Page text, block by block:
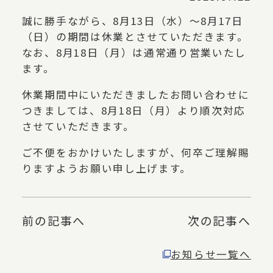
お知らせ
会社概要
誠に勝手ながら、8月13日（水）～8月17日
（日）の期間は休業とさせていただきます。
なお、8月18日（月）は通常通り営業いたし
ます。
休業期間中にいただきましたお問い合わせに
つきましては、8月18日（月）より順次対応
させていただきます。
ご不便をおかけいたしますが、何卒ご理解賜
りますようお願い申し上げます。
前の記事へ 次の記事へ
お知らせ一覧へ